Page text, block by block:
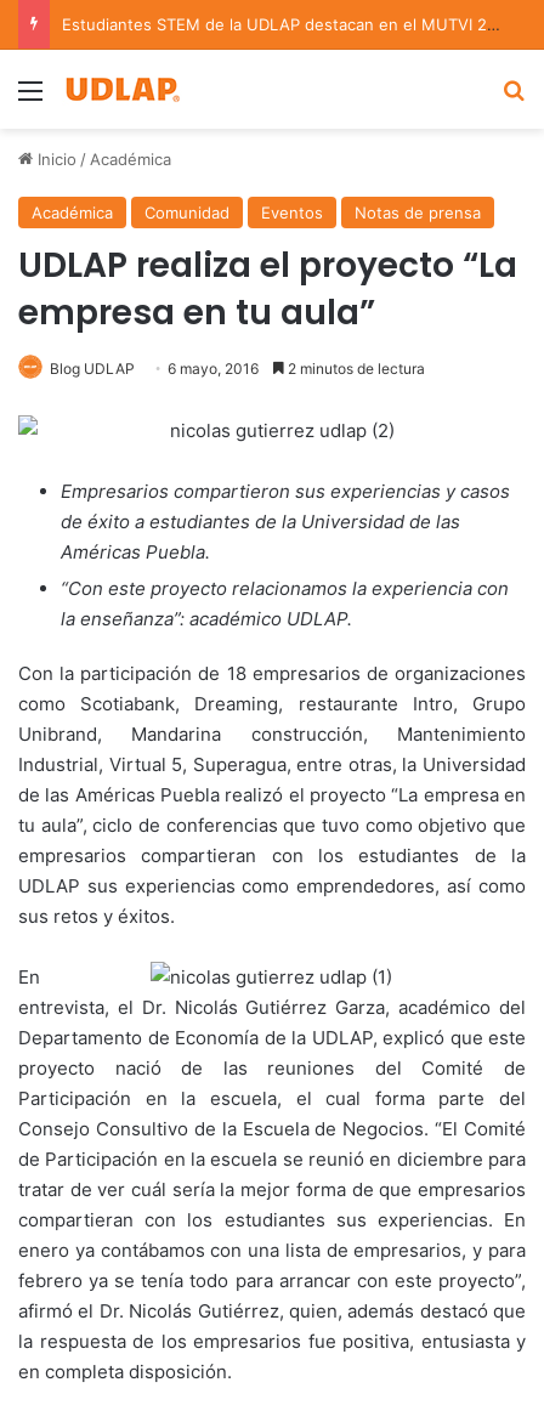
Estudiantes STEM de la UDLAP destacan en el MUTVI 2026
Menu
Inicio / Académica
Académica Comunidad Eventos Notas de prensa
UDLAP realiza el proyecto “La
empresa en tu aula”
Blog UDLAP 6 mayo, 2016 2 minutos de lectura
Empresarios compartieron sus experiencias y casos
de éxito a estudiantes de la Universidad de las
Américas Puebla.
“Con este proyecto relacionamos la experiencia con
la enseñanza”: académico UDLAP.
Con la participación de 18 empresarios de organizaciones
como Scotiabank, Dreaming, restaurante Intro, Grupo
Unibrand, Mandarina construcción, Mantenimiento
Industrial, Virtual 5, Superagua, entre otras, la Universidad
de las Américas Puebla realizó el proyecto “La empresa en
tu aula”, ciclo de conferencias que tuvo como objetivo que
empresarios compartieran con los estudiantes de la
UDLAP sus experiencias como emprendedores, así como
sus retos y éxitos.
En
entrevista, el Dr. Nicolás Gutiérrez Garza, académico del
Departamento de Economía de la UDLAP, explicó que este
proyecto nació de las reuniones del Comité de
Participación en la escuela, el cual forma parte del
Consejo Consultivo de la Escuela de Negocios. “El Comité
de Participación en la escuela se reunió en diciembre para
tratar de ver cuál sería la mejor forma de que empresarios
compartieran con los estudiantes sus experiencias. En
enero ya contábamos con una lista de empresarios, y para
febrero ya se tenía todo para arrancar con este proyecto”,
afirmó el Dr. Nicolás Gutiérrez, quien, además destacó que
la respuesta de los empresarios fue positiva, entusiasta y
en completa disposición.